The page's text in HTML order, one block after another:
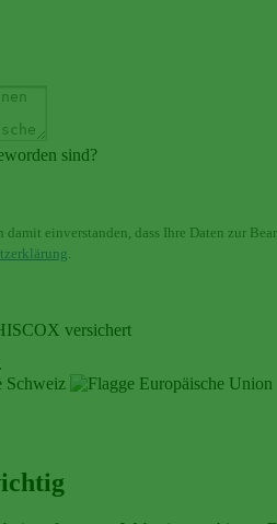
sind?
damit einverstanden, dass Ihre Daten zur
.